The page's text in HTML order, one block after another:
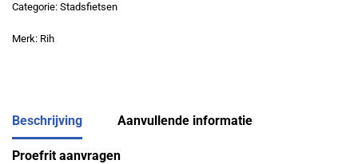
Categorie: Stadsfietsen
Merk: Rih
Beschrijving Aanvullende informatie
Proefrit aanvragen